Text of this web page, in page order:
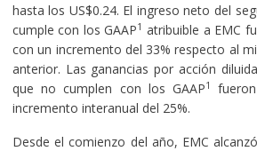
hasta los US$0.24. El ingreso neto del
cumple con los GAAP1 atribuible a EMC
con un incremento del 33% respecto al
anterior. Las ganancias por acción
que no cumplen con los GAAP1
incremento interanual del 25%.
Desde el comienzo del año, EMC